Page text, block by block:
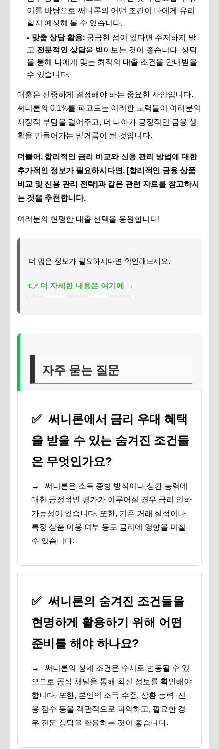
이를 바탕으로 써니론의 어떤 조건이 나에게 유리
할지 예상해 볼 수 있습니다.
맞춤 상담 활용: 궁금한 점이 있다면 주저하지 말
고 전문적인 상담을 받아보는 것이 좋습니다. 상담
을 통해 나에게 맞는 최적의 대출 조건을 안내받을
수 있습니다.
대출은 신중하게 결정해야 하는 중요한 사안입니다.
써니론의 0.1%를 파고드는 이러한 노력들이 여러분의
재정적 부담을 덜어주고, 더 나아가 긍정적인 금융 생
활을 만들어가는 밑거름이 될 것입니다.
더불어, 합리적인 금리 비교와 신용 관리 방법에 대한
추가적인 정보가 필요하시다면, [합리적인 금융 상품
비교 및 신용 관리 전략]과 같은 관련 자료를 참고하시
는 것을 추천합니다.
여러분의 현명한 대출 선택을 응원합니다!
더 많은 정보가 필요하시다면 확인해보세요.
👉 더 자세한 내용은 여기에 →
자주 묻는 질문
✅ 써니론에서 금리 우대 혜택
을 받을 수 있는 숨겨진 조건들
은 무엇인가요?
→
써니론은 소득 증빙 방식이나 상환 능력에
대한 긍정적인 평가가 이루어질 경우 금리 인하
가능성이 있습니다. 또한, 기존 거래 실적이나
특정 상품 이용 여부 등도 금리에 영향을 미칠
수 있습니다.
✅ 써니론의 숨겨진 조건들을
현명하게 활용하기 위해 어떤
준비를 해야 하나요?
→
써니론의 상세 조건은 수시로 변동될 수 있
으므로 공식 채널을 통해 최신 정보를 확인해야
합니다. 또한, 본인의 소득 수준, 상환 능력, 신
용 점수 등을 객관적으로 파악하고, 필요한 경
우 전문 상담을 활용하는 것이 좋습니다.